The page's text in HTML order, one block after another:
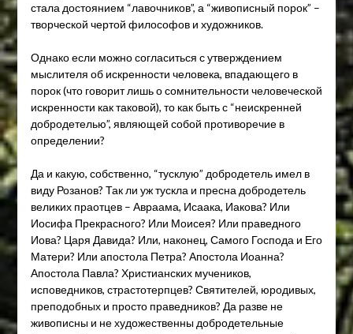
стала достоянием “лавочников”, а “живописный порок” –
творческой чертой философов и художников.
Однако если можно согласиться с утверждением
мыслителя об искренности человека, впадающего в
порок (что говорит лишь о сомнительности человеческой
искренности как таковой), то как быть с “неискренней
добродетелью”, являющей собой противоречие в
определении?
Да и какую, собственно, “тусклую” добродетель имел в
виду Розанов? Так ли уж тускла и пресна добродетель
великих праотцев – Авраама, Исаака, Иакова? Или
Иосифа Прекрасного? Или Моисея? Или праведного
Иова? Царя Давида? Или, наконец, Самого Господа и Его
Матери? Или апостола Петра? Апостола Иоанна?
Апостола Павла? Христианских мучеников,
исповедников, страстотерпцев? Святителей, юродивых,
преподобных и просто праведников? Да разве не
живописны и не художественны добродетельные